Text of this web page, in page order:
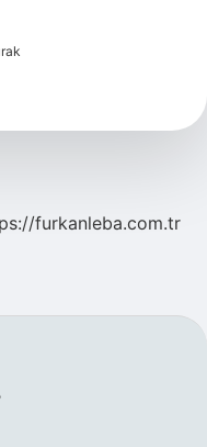
furkanleba.com.tr